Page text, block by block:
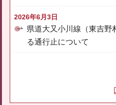
2026年6月3日
県道大又小川線（東吉野
る通行止について